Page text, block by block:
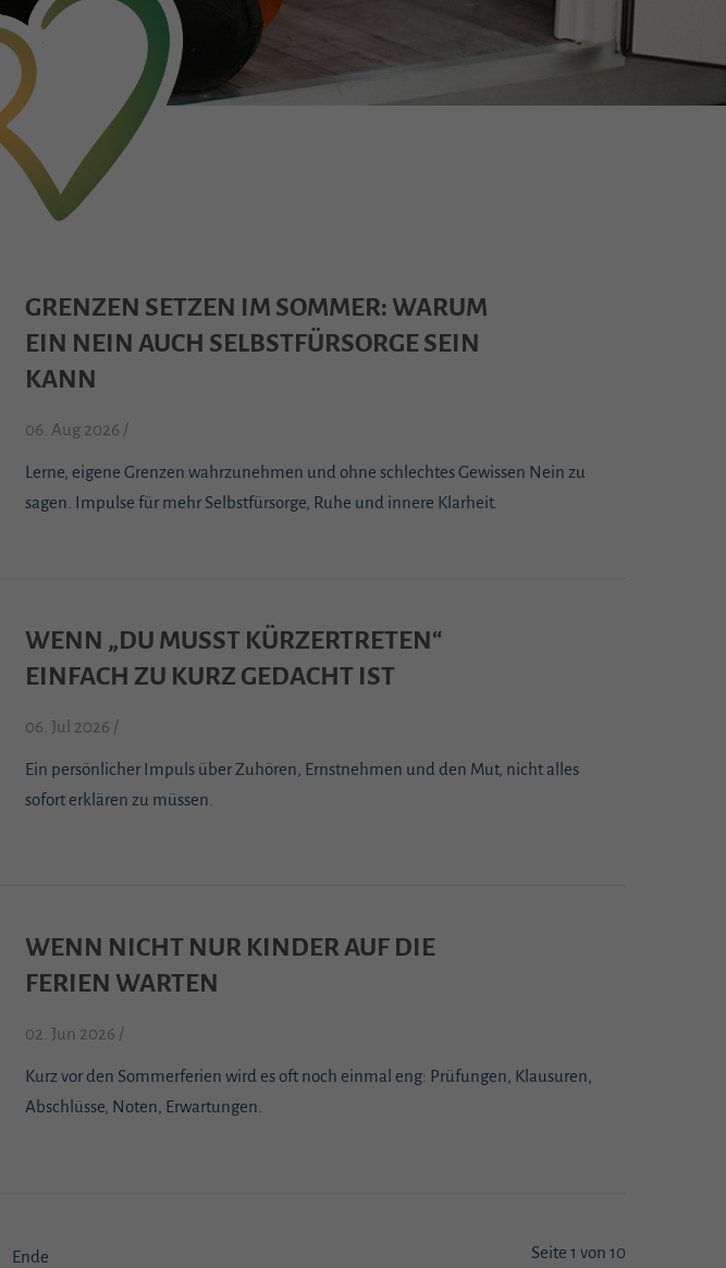
GRENZEN SETZEN IM SOMMER: WARUM
EIN NEIN AUCH SELBSTFÜRSORGE SEIN
KANN
06. Aug 2026 /
Lerne, eigene Grenzen wahrzunehmen und ohne schlechtes Gewissen Nein zu
sagen. Impulse für mehr Selbstfürsorge, Ruhe und innere Klarheit.
WENN „DU MUSST KÜRZERTRETEN“
EINFACH ZU KURZ GEDACHT IST
06. Jul 2026 /
Ein persönlicher Impuls über Zuhören, Ernstnehmen und den Mut, nicht alles
sofort erklären zu müssen.
WENN NICHT NUR KINDER AUF DIE
FERIEN WARTEN
02. Jun 2026 /
Kurz vor den Sommerferien wird es oft noch einmal eng: Prüfungen, Klausuren,
Abschlüsse, Noten, Erwartungen.
Seite 1 von 10
Ende